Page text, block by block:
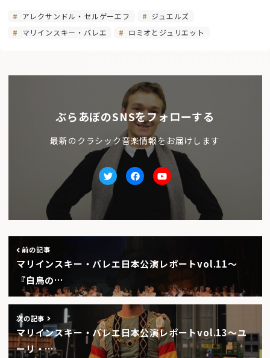
アレクサンドル・セルゲーエフ
ジュエルズ
マリインスキー・バレエ
ロミオとジュリエット
ぶらあぼのSNSをフォローする
最新のクラシック音楽情報をお届けします
TwitterfacebookYoutube
前の記事
マリインスキー・バレエ日本公演レポートvol.11〜
『白鳥の…
次の記事
マリインスキー・バレエ日本公演レポートvol.13〜ユ
ーリ・…